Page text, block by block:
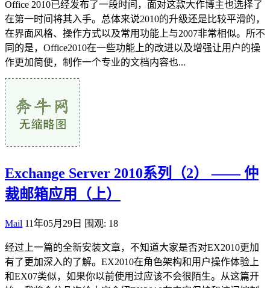
Office 2010已经发布了一段时间，面对这款大作博主也选择了
在第一时间将其入手。总体来说2010的升级还是比较平滑的，
在界面风格、操作方式以及常用功能上与2007非常相似。所不
同的是，Office2010在一些功能上的改进以及增强让用户的操
作更加简便，制作一个专业的文档内容也...
Exchange Server 2010系列（2） —— 仲
裁邮箱应用（上）
Mail 11年05月29日 围观: 18
经过上一篇的全新安装文章，不知道大家是否对EX2010更加
有了更加深入的了解。EX2010在角色架构和用户操作体验上
和EX07类似，如果你以前使用过应该不会很陌生。从这篇开